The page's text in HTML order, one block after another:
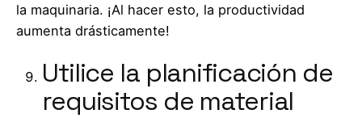
la maquinaria. ¡Al hacer esto, la productividad
aumenta drásticamente!
Utilice la planificación de
requisitos de material